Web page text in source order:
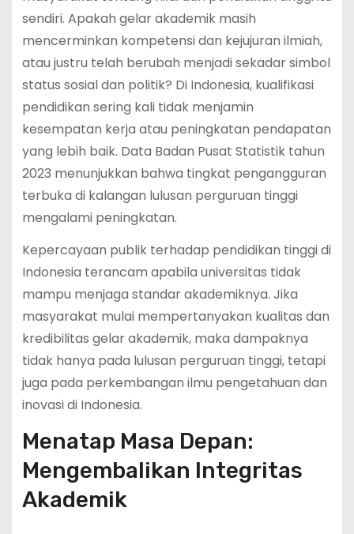
sendiri. Apakah gelar akademik masih
mencerminkan kompetensi dan kejujuran ilmiah,
atau justru telah berubah menjadi sekadar simbol
status sosial dan politik? Di Indonesia, kualifikasi
pendidikan sering kali tidak menjamin
kesempatan kerja atau peningkatan pendapatan
yang lebih baik. Data Badan Pusat Statistik tahun
2023 menunjukkan bahwa tingkat pengangguran
terbuka di kalangan lulusan perguruan tinggi
mengalami peningkatan.
Kepercayaan publik terhadap pendidikan tinggi di
Indonesia terancam apabila universitas tidak
mampu menjaga standar akademiknya. Jika
masyarakat mulai mempertanyakan kualitas dan
kredibilitas gelar akademik, maka dampaknya
tidak hanya pada lulusan perguruan tinggi, tetapi
juga pada perkembangan ilmu pengetahuan dan
inovasi di Indonesia.
Menatap Masa Depan:
Mengembalikan Integritas
Akademik